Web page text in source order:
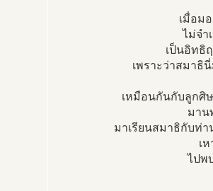
เมื่อม
ไม่จำ
เป็นอิทธิ
เพราะว่าสมาธิ
เหมือนกันกับลูกศิ
มาน
มาเรียนสมาธิกับท่า
เ
ไปพ